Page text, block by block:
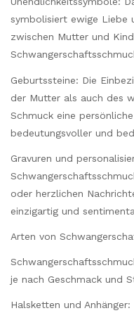
symbolisiert ewige Liebe
zwischen Mutter und
Geburtssteine: Die
der Mutter als auch des
Schmuck eine
bedeutungsvoller und
Gravuren und
oder herzlichen
einzigartig und
Arten von
je nach Geschmack und
Halsketten und